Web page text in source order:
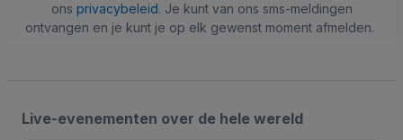
ons privacybeleid. Je kunt van ons sms-meldingen
ontvangen en je kunt je op elk gewenst moment afmelden.
Live-evenementen over de hele wereld